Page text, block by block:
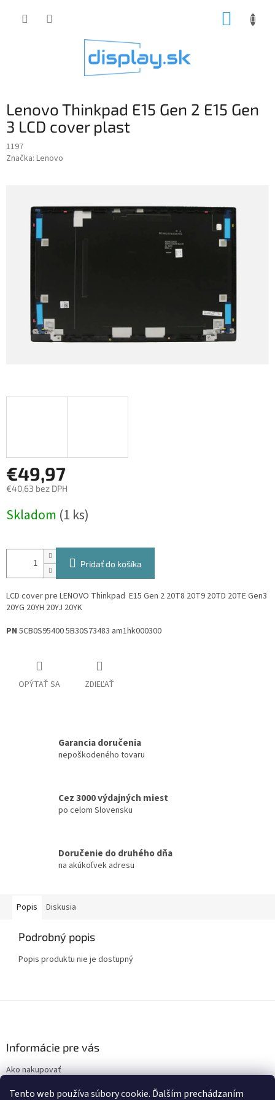
Tento web používa súbory cookie. Ďalším prechádzaním
Lenovo Thinkpad E15 Gen 2 E15 Gen
3 LCD cover plast
1197
Značka: Lenovo
€49,97
€40,63 bez DPH
cena:
Skladom (1 ks)
Pridať do košíka
LCD cover pre LENOVO Thinkpad E15 Gen 2 20T8 20T9 20TD 20TE Gen3
20YG 20YH 20YJ 20YK
PN 5CB0S95400 5B30S73483 am1hk000300
OPÝTAŤ SA ZDIEĽAŤ
Garancia doručenia
nepoškodeného tovaru
Cez 3000 výdajných miest
po celom Slovensku
Doručenie do druhého dňa
na akúkoľvek adresu
Popis Diskusia
Podrobný popis
Popis produktu nie je dostupný
i
Informácie pre vás
Ako nakupovať